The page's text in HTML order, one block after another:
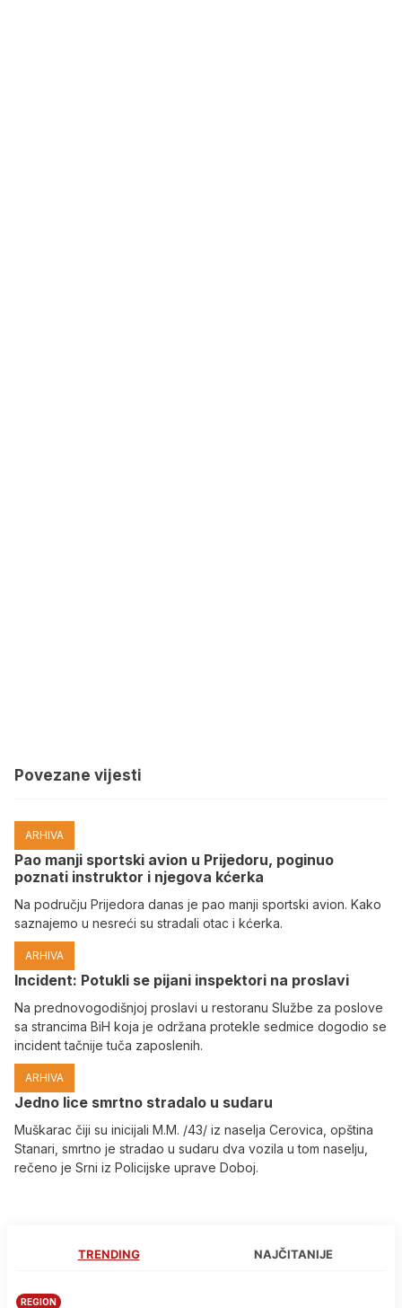
Povezane vijesti
ARHIVA
Pao manji sportski avion u Prijedoru, poginuo
poznati instruktor i njegova kćerka
Na području Prijedora danas je pao manji sportski avion. Kako
saznajemo u nesreći su stradali otac i kćerka.
ARHIVA
Incident: Potukli se pijani inspektori na proslavi
Na prednovogodišnjoj proslavi u restoranu Službe za poslove
sa strancima BiH koja je održana protekle sedmice dogodio se
incident tačnije tuča zaposlenih.
ARHIVA
Јedno lice smrtno stradalo u sudaru
Muškarac čiji su inicijali M.M. /43/ iz naselja Cerovica, opština
Stanari, smrtno je stradao u sudaru dva vozila u tom naselju,
rečeno je Srni iz Policijske uprave Doboj.
TRENDING NAJČITANIJE
REGION